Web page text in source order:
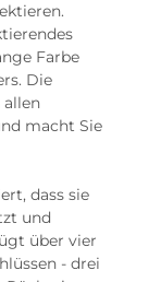
Farbe
Die
allen
macht Sie
dass sie
und
über vier
- drei